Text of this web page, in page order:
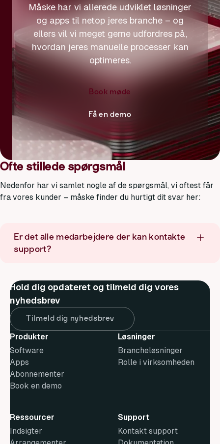
Måske har vi allerede udviklet løsninger
og apps til netop jeres branche – og
ellers vil vi meget gerne udfordres på,
hvordan jeres manuelle processer kan
optimeres.
Book møde
Få en demo
Ofte stillede spørgsmål
Nedenfor har vi samlet nogle af de spørgsmål, vi oftest får
fra vores kunder – måske finder du hurtigt dit svar her:
Er det alle medarbejdere der kan kontakte
support?
Hold dig opdateret og tilmeld dig vores
nyhedsbrev
Tilmeld dig nyhedsbrev
Produkter
Software
Apps
Abonnementer
Book en demo
Løsninger
Brancheløsninger
Rolle i virksomheden
Ressourcer
Indsigter
Support
Kontakt support